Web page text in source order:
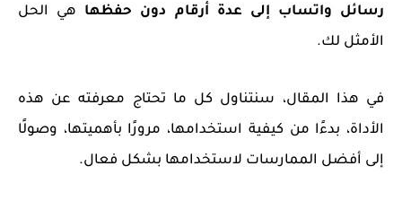
رسائل واتساب إلى عدة أرقام دون حفظها هي الحل
الأمثل لك.
في هذا المقال، سنتناول كل ما تحتاج معرفته عن هذه
الأداة، بدءًا من كيفية استخدامها، مرورًا بأهميتها، وصولًا
إلى أفضل الممارسات لاستخدامها بشكل فعال.